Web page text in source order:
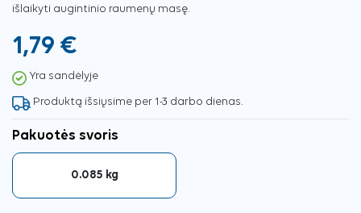
išlaikyti augintinio raumenų masę.
1,79 €
Yra sandėlyje
Produktą išsiųsime per 1-3 darbo dienas.
Pakuotės svoris
0.085 kg